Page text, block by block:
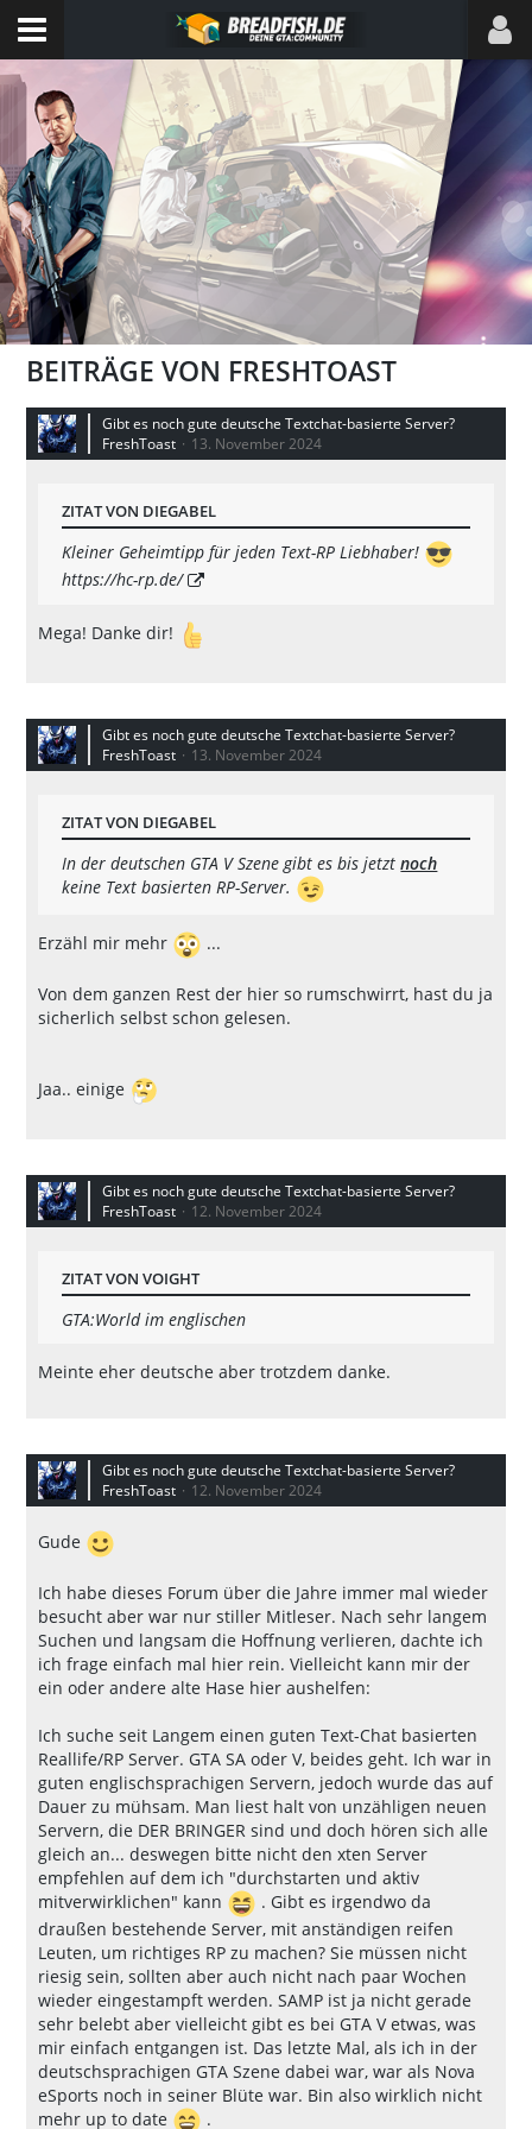
BEITRÄGE VON FRESHTOAST
Gibt es noch gute deutsche Textchat-basierte Server?
FreshToast
13. November 2024
ZITAT VON DIEGABEL
Kleiner Geheimtipp für jeden Text-RP Liebhaber!
https://hc-rp.de/
Mega! Danke dir!
Gibt es noch gute deutsche Textchat-basierte Server?
FreshToast
13. November 2024
ZITAT VON DIEGABEL
In der deutschen GTA V Szene gibt es bis jetztnoch
keine Text basierten RP-Server.
Erzähl mir mehr ...
Von dem ganzen Rest der hier so rumschwirrt, hast du ja
sicherlich selbst schon gelesen.
Jaa.. einige
Gibt es noch gute deutsche Textchat-basierte Server?
FreshToast
12. November 2024
ZITAT VON VOIGHT
GTA:World im englischen
Meinte eher deutsche aber trotzdem danke.
Gibt es noch gute deutsche Textchat-basierte Server?
FreshToast
12. November 2024
Gude
Ich habe dieses Forum über die Jahre immer mal wieder
besucht aber war nur stiller Mitleser. Nach sehr langem
Suchen und langsam die Hoffnung verlieren, dachte ich
ich frage einfach mal hier rein. Vielleicht kann mir der
ein oder andere alte Hase hier aushelfen:
Ich suche seit Langem einen guten Text-Chat basierten
Reallife/RP Server. GTA SA oder V, beides geht. Ich war in
guten englischsprachigen Servern, jedoch wurde das auf
Dauer zu mühsam. Man liest halt von unzähligen neuen
Servern, die DER BRINGER sind und doch hören sich alle
gleich an... deswegen bitte nicht den xten Server
empfehlen auf dem ich "durchstarten und aktiv
mitverwirklichen" kann
. Gibt es irgendwo da
draußen bestehende Server, mit anständigen reifen
Leuten, um richtiges RP zu machen? Sie müssen nicht
riesig sein, sollten aber auch nicht nach paar Wochen
wieder eingestampft werden. SAMP ist ja nicht gerade
sehr belebt aber vielleicht gibt es bei GTA V etwas, was
mir einfach entgangen ist. Das letzte Mal, als ich in der
deutschsprachigen GTA Szene dabei war, war als Nova
eSports noch in seiner Blüte war. Bin also wirklich nicht
mehr up to date
.